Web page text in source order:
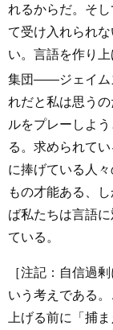
れるからだ。そ
て受け入れられ
い。言語を作り
集団――ジェイム
れだと私は思う
ルをプレーしよ
る。求められて
に捧げている人
もの才能ある、
ば私たちは言語
ている。
［注記：自信過
いう考えである
上げる前に「捕